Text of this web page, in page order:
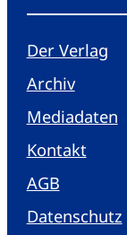
Der Verlag
Archiv
Mediadaten
Kontakt
AGB
Datenschutz